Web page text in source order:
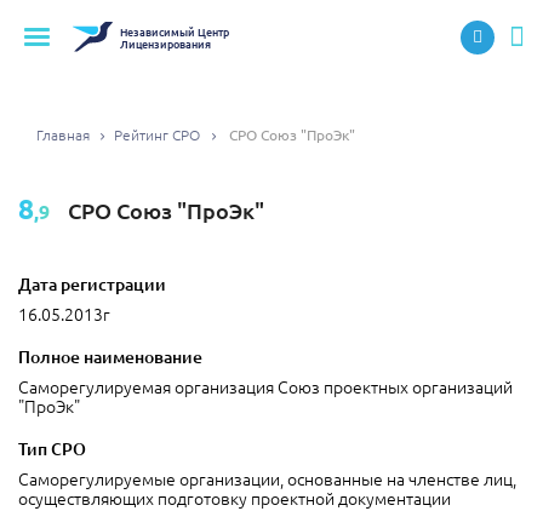
НезависимыйЦентр
Лицензирования
Главная Рейтинг СРО СРО Союз "ПроЭк"
8,9 СРО Союз "ПроЭк"
Дата регистрации
16.05.2013г
Полное наименование
Саморегулируемая организация Союз проектных организаций
"ПроЭк"
Тип СРО
Саморегулируемые организации, основанные на членстве лиц,
осуществляющих подготовку проектной документации